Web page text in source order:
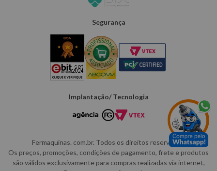
Segurança
Implantação/ Tecnologia
Fermaquinas. com.br. Todos os direitos reservados.
Os preços, promoções, condições de pagamento, frete e produtos
são válidos exclusivamente para compras realizadas via internet,